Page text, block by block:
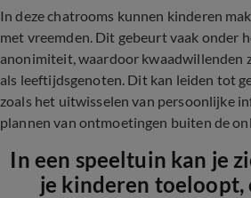
In deze chatrooms kunnen kinderen
met vreemden. Dit gebeurt vaak onder
anonimiteit, waardoor kwaadwillenden
als leeftijdsgenoten. Dit kan leiden tot
zoals het uitwisselen van persoonlijke
plannen van ontmoetingen buiten de
In een speeltuin kan je
je kinderen toeloopt,